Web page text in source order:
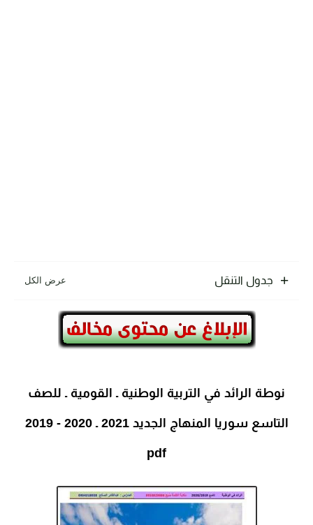
جدول التنقل
نوطة الرائد في التربية الوطنية ـ القومية ـ للصف
التاسع سوريا المنهاج الجديد 2021 ـ 2020 - 2019
pdf